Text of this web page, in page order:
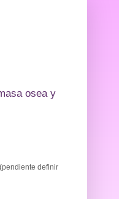
osea y
definir